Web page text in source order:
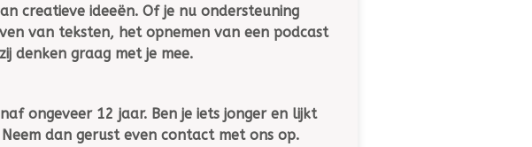
creatieve ideeën. Of je nu ondersteuning
van teksten, het opnemen van een podcast
denken graag met je mee.
ongeveer 12 jaar. Ben je iets jonger en lijkt
dan gerust even contact met ons op.